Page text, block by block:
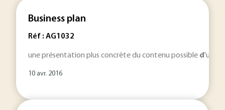
Business plan
Réf : AG1032
une présentation plus concrète du contenu possible d'un
10 avr. 2016